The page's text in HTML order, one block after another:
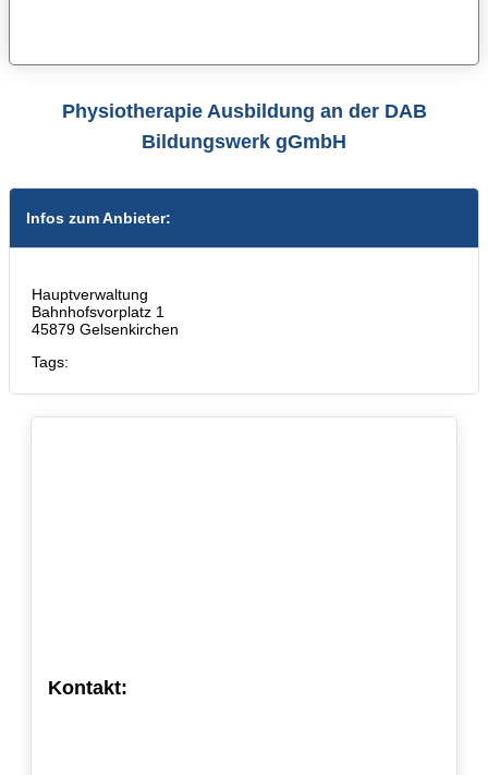
Physiotherapie Ausbildung an der DAB
Bildungswerk gGmbH
Infos zum Anbieter:
Hauptverwaltung
Bahnhofsvorplatz 1
45879 Gelsenkirchen
Tags:
Kontakt: